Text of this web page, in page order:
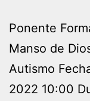
Ponente
Manso de
Autismo
2022 10:00